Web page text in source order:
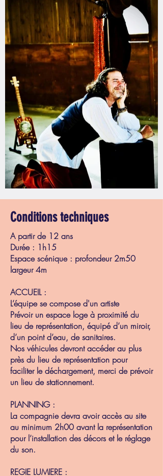
Conditions techniques
A partir de 12 ans
Durée : 1h15
Espace scénique : profondeur 2m50
largeur 4m
ACCUEIL :
L’équipe se compose d'un artiste
Prévoir un espace loge à proximité du
lieu de représentation, équipé d’un miroir,
d’un point d’eau, de sanitaires.
Nos véhicules devront accéder au plus
près du lieu de représentation pour
faciliter le déchargement, merci de prévoir
un lieu de stationnement.
PLANNING :
La compagnie devra avoir accès au site
au minimum 2h00 avant la représentation
pour l’installation des décors et le réglage
du son.
REGIE LUMIERE :